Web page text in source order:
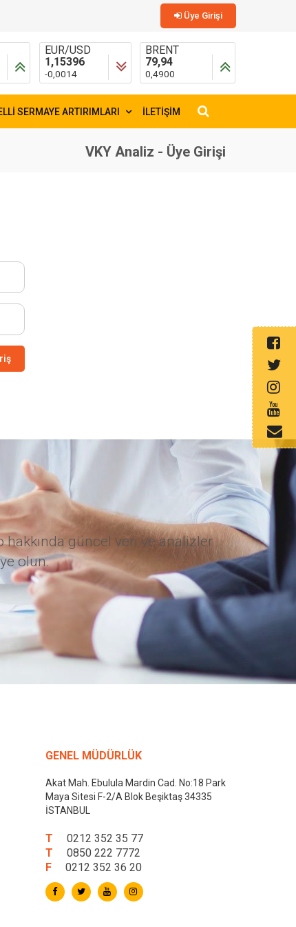
Üye Girişi
EUR/USD
1,15396
-0,0014
BRENT
79,94
0,4900
SERMAYE ARTIRIMLARI İLETİŞİM
×
VKY Analiz - Üye Girişi
hakkında güncel veri ve analizler
olun.
GENEL MÜDÜRLÜK
Akat Mah. Ebulula Mardin Cad. No:18 Park
Maya Sitesi F-2/A Blok Beşiktaş 34335
İSTANBUL
T
0212 352 35 77
T
0850 222 7772
F
0212 352 36 20